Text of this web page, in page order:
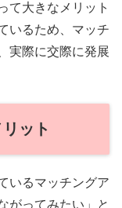
て大きなメリット
いるため、マッチ
実際に交際に発展
ット
いるマッチングア
がってみたい」と